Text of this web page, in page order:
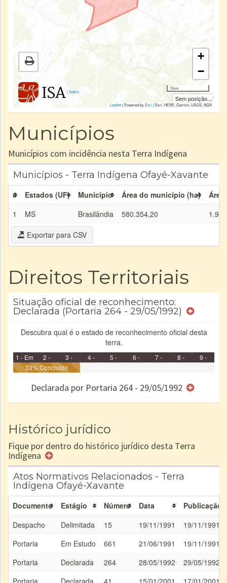
|Sobre
+
−
3 km
Sem posição...
Leaflet| Powered byEsri|Esri, HERE, Garmin, USGS, NGA
Municípios
Municípios com incidência nesta Terra Indígena
Municípios - Terra Indígena Ofayé-Xavante
# Estados (UF) Município Área do município (ha)
1
MS Brasilândia 580.354,20
Exportar para CSV
Direitos Territoriais
Situação oficial de reconhecimento:
Declarada (Portaria 264 - 29/05/1992)
Descubra qual é o estado de reconhecimento oficial desta
terra.
1 - Em
Identificação
2 -
Identificada
3 -
Declarada
4 -
5 -
6 -
e/ou
7 -
8 -
9 -
33% Concluído
Declarada por Portaria 264 - 29/05/1992
Histórico jurídico
Fique por dentro do histórico jurídico desta Terra
Indígena
Atos Normativos Relacionados - Terra
Indígena Ofayé-Xavante
Documento Estágio Número Data
Publicação
Despacho
Delimitada 15 19/11/1991
19/11/1991
Portaria
Em Estudo 661 21/06/1991
19/11/1991
Portaria
Declarada 264 28/05/1992
29/05/1992
Portaria
Declarada 41 15/01/2001 17/01/2001